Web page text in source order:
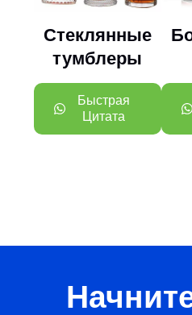
Стеклянные
тумблеры
Быстрая
Цитата